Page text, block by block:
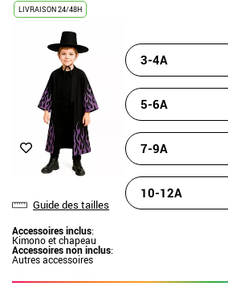
LIVRAISON 24/48H
Guide des tailles
Accessoires inclus:
Kimono et chapeau
Accessoires non inclus:
Autres accessoires
3-4A
5-6A
7-9A
10-12A